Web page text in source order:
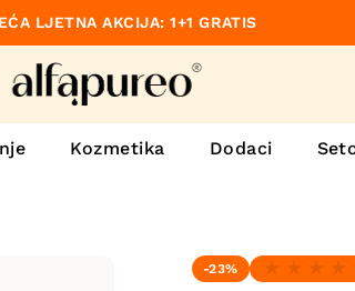
LJETNA AKCIJA: 1+1 GRATIS
Kozmetika Dodaci
-23%
Nema